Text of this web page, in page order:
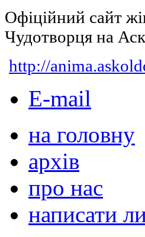
Офіційний сайт
Чудотворця на
http://
E-mail
на головну
архів
про нас
написати